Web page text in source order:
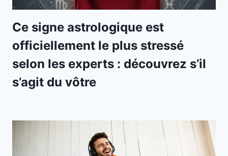
Ce signe astrologique est
officiellement le plus stressé
selon les experts : découvrez s’il
s’agit du vôtre